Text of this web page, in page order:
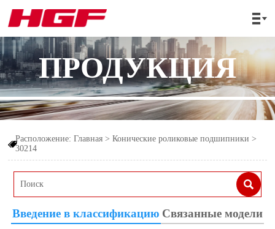

ПРОДУКЦИЯ

Расположение:Главная >Конические роликовые подшипники >
30214

Введение в классификацию Связанные модели